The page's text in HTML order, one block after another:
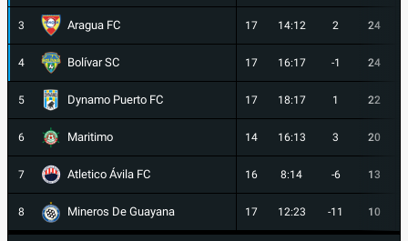
3 Aragua FC 17 14:12 2 24
4 Bolívar SC 17 16:17 -1 24
5 Dynamo Puerto FC 17 18:17 1 22
6 Maritimo 14 16:13 3 20
7 Atletico Ávila FC 16 8:14 -6 13
8 Mineros De Guayana 17 12:23 -11 10